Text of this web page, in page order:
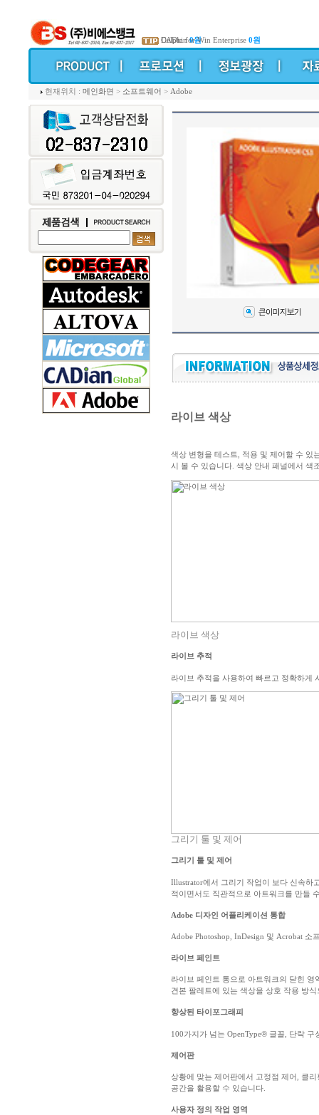
CADian0원
Delphi for Win Enterprise 0원
현재위치 : 메인화면 > 소프트웨어 > Adobe
라이브 색상
색상 변형을 테스트, 적용 및 제어할 수 있
시 볼 수 있습니다. 색상 안내 패널에서 색
라이브 색상
라이브 추적
라이브 추적을 사용하여 빠르고 정확하게
그리기 툴 및 제어
그리기 툴 및 제어
Illustrator에서 그리기 작업이 보다 신속하
적이면서도 직관적으로 아트워크를 만들
Adobe 디자인 어플리케이션 통합
Adobe Photoshop, InDesign 및 Acrobat
라이브 페인트
라이브 페인트 통으로 아트워크의 닫힌
견본 팔레트에 있는 색상을 상호 작용 방
향상된 타이포그래피
100가지가 넘는 OpenType® 글꼴, 단락
제어판
상황에 맞는 제어판에서 고정점 제어, 클
공간을 활용할 수 있습니다.
사용자 정의 작업 영역